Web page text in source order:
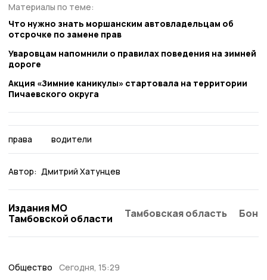
Материалы по теме:
Что нужно знать моршанским автовладельцам об
отсрочке по замене прав
Уваровцам напомнили о правилах поведения на зимней
дороге
Акция «Зимние каникулы» стартовала на территории
Пичаевского округа
права водители
Автор: Дмитрий Хатунцев
Издания МО
Тамбовской области
Тамбовская область
Общество Сегодня, 15:29